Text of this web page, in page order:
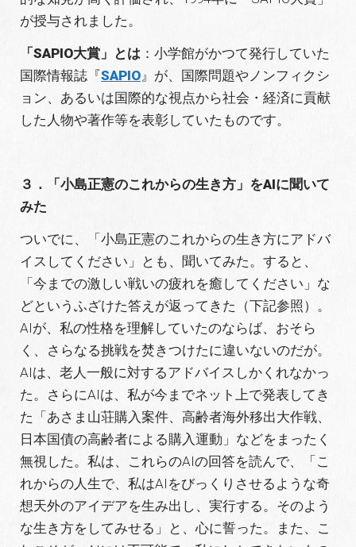
が授与されました。
「SAPIO大賞」とは ：小学館がかつて発行していた
国際情報誌『SAPIO 』が、国際問題やノンフィクシ
ョン、あるいは国際的な視点から社会・経済に貢献
した人物や著作等を表彰していたものです。
３．「小島正憲のこれからの生き方」をAIに聞いて
みた
ついでに、「小島正憲のこれからの生き方にアドバ
イスしてください」とも、聞いてみた。すると、
「今までの激しい戦いの疲れを癒してください」な
どというふざけた答えが返ってきた（下記参照）。
AIが、私の性格を理解していたのならば、おそら
く、さらなる挑戦を焚きつけたに違いないのだが。
AIは、老人一般に対するアドバイスしかくれなかっ
た。さらにAIは、私が今までネット上で発表してき
た「あさま山荘購入案件、高齢者海外移出大作戦、
日本国債の高齢者による購入運動」などをまったく
無視した。私は、これらのAIの回答を読んで、「こ
れからの人生で、私はAIをびっくりさせるような奇
想天外のアイデアを生み出し、実行する。そのよう
な生き方をしてみせる」と、心に誓った。また、こ